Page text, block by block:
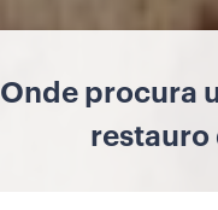
Onde procura
restauro